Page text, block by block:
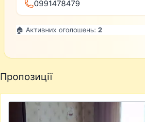
0991478479
🏠 Активних оголошень: 2
Пропозиції